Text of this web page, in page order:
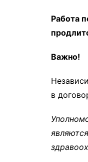
Работа
Важно!
в